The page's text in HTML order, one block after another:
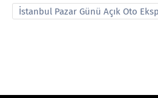
İstanbul Pazar Günü Açık Oto